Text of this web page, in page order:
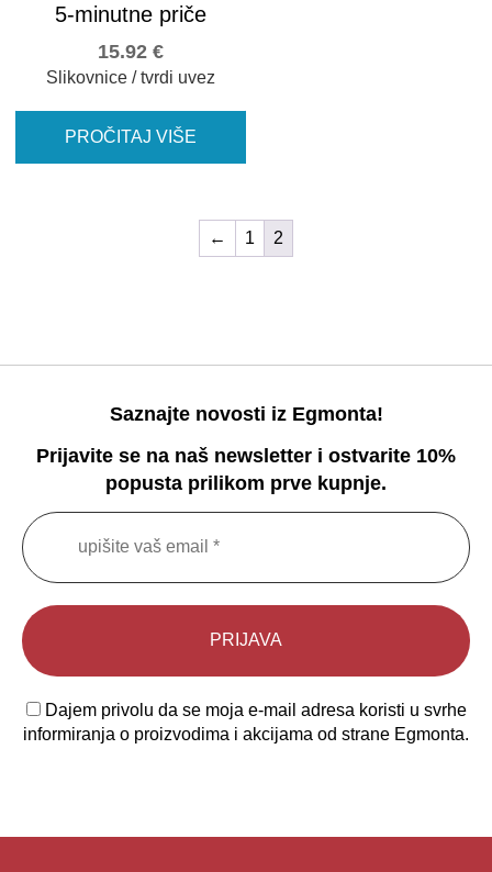
5-minutne priče
15.92 €
Slikovnice / tvrdi uvez
PROČITAJ VIŠE
← 1 2
Saznajte novosti iz Egmonta!
Prijavite se na naš newsletter i ostvarite 10%
popusta prilikom prve kupnje.
Dajem privolu da se moja e-mail adresa koristi u svrhe
informiranja o proizvodima i akcijama od strane Egmonta.